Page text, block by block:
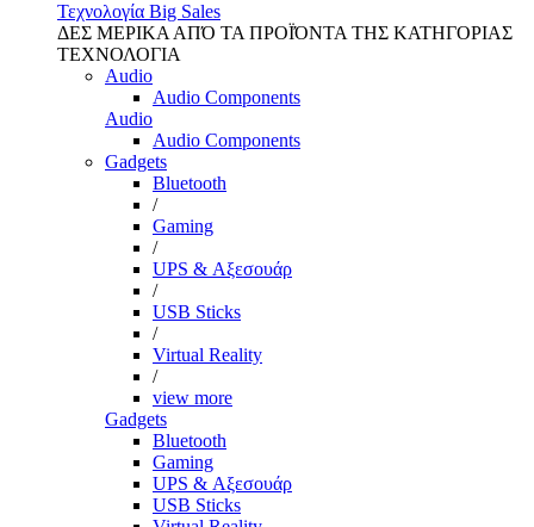
Τεχνολογία Big Sales
ΔΕΣ ΜΕΡΙΚΑ ΑΠΌ ΤΑ ΠΡΟΪΌΝΤΑ ΤΗΣ ΚΑΤΗΓΟΡΙΑΣ
ΤΕΧΝΟΛΟΓΙΑ
Audio
Audio Components
Audio
Audio Components
Gadgets
Bluetooth
/
Gaming
/
UPS & Αξεσουάρ
/
USB Sticks
/
Virtual Reality
/
view more
Gadgets
Bluetooth
Gaming
UPS & Αξεσουάρ
USB Sticks